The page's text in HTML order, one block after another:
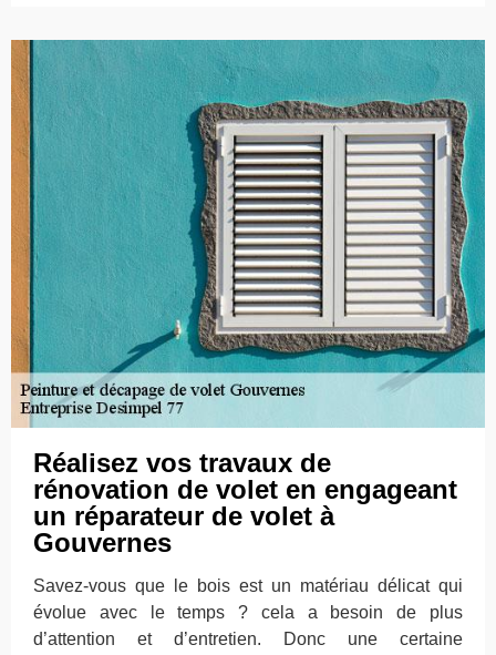
Réalisez vos travaux de
rénovation de volet en engageant
un réparateur de volet à
Gouvernes
Savez-vous que le bois est un matériau délicat qui
évolue avec le temps ? cela a besoin de plus
d’attention et d’entretien. Donc une certaine